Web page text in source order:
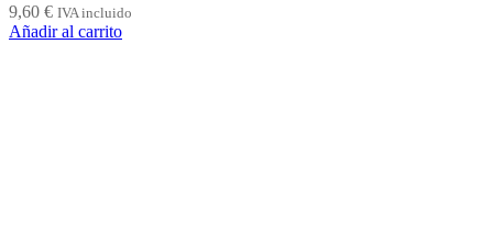
9,60 € IVA incluido
Añadir al carrito